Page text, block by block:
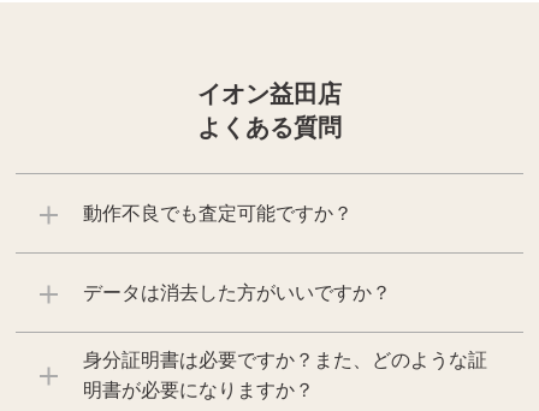
イオン益田店
よくある質問
動作不良でも査定可能ですか？
データは消去した方がいいですか？
身分証明書は必要ですか？また、どのような証
明書が必要になりますか？